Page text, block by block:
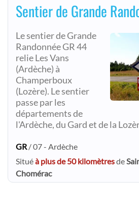
Sentier de Grande
Le sentier de Grande
Randonnée GR 44
relie Les Vans
(Ardèche) à
Champerboux
(Lozère). Le sentier
passe par les
départements de
l'Ardèche, du Gard et de la
GR / 07 - Ardèche
Situéà plus de 50 kilomètresde
Chomérac